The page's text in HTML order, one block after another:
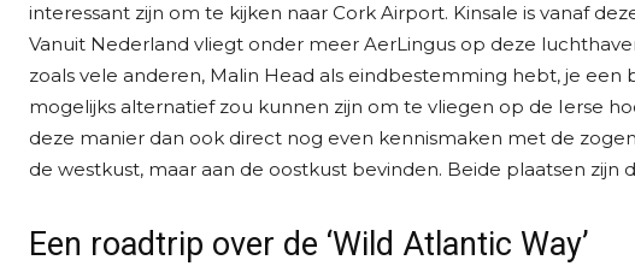
interessant zijn om te kijken naar Cork Airport. Kinsale is vanaf
Vanuit Nederland vliegt onder meer AerLingus op deze
zoals vele anderen, Malin Head als eindbestemming hebt, je
mogelijks alternatief zou kunnen zijn om te vliegen op de Ierse
deze manier dan ook direct nog even kennismaken met de
de westkust, maar aan de oostkust bevinden. Beide plaatsen zijn
Een roadtrip over de ‘Wild Atlantic Way’